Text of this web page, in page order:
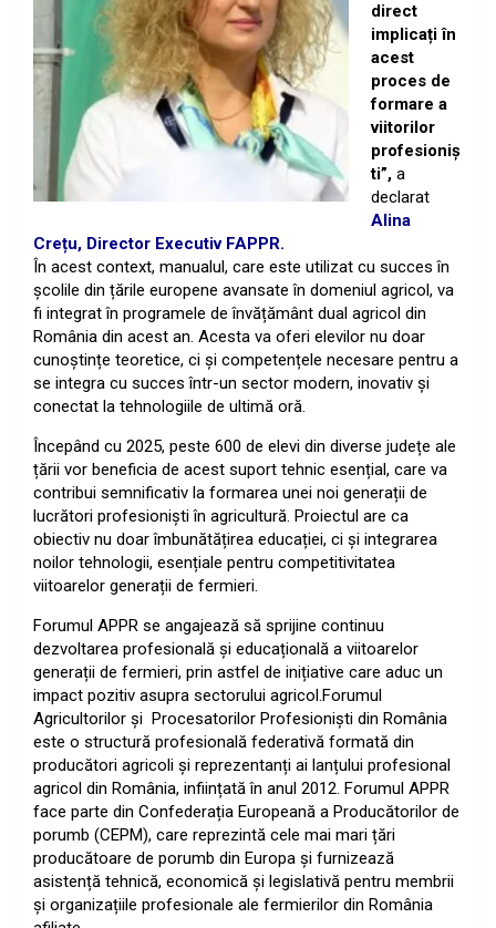
direct
implicați în
acest
proces de
formare a
viitorilor
profesioniș
ti”, a
declarat
Alina
Crețu, Director Executiv FAPPR.
În acest context, manualul, care este utilizat cu succes în
școlile din țările europene avansate în domeniul agricol, va
fi integrat în programele de învățământ dual agricol din
România din acest an. Acesta va oferi elevilor nu doar
cunoștințe teoretice, ci și competențele necesare pentru a
se integra cu succes într-un sector modern, inovativ și
conectat la tehnologiile de ultimă oră.
Începând cu 2025, peste 600 de elevi din diverse județe ale
țării vor beneficia de acest suport tehnic esențial, care va
contribui semnificativ la formarea unei noi generații de
lucrători profesioniști în agricultură. Proiectul are ca
obiectiv nu doar îmbunătățirea educației, ci și integrarea
noilor tehnologii, esențiale pentru competitivitatea
viitoarelor generații de fermieri.
Forumul APPR se angajează să sprijine continuu
dezvoltarea profesională și educațională a viitoarelor
generații de fermieri, prin astfel de inițiative care aduc un
impact pozitiv asupra sectorului agricol.Forumul
Agricultorilor și Procesatorilor Profesioniști din România
este o structură profesională federativă formată din
producători agricoli și reprezentanți ai lanțului profesional
agricol din România, inființată în anul 2012. Forumul APPR
face parte din Confederația Europeană a Producătorilor de
porumb (CEPM), care reprezintă cele mai mari țări
producătoare de porumb din Europa și furnizează
asistență tehnică, economică și legislativă pentru membrii
și organizațiile profesionale ale fermierilor din România